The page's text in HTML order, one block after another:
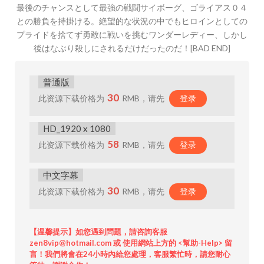
最後のチャンスとして最強の戦闘サイボーグ、ゴライアス０４
との勝負を持掛ける。絶望的な状況の中でもヒロインとしての
プライドを捨てず勇敢に戦いを挑むワンダーレディー、しかし
後はなぶり殺しにされるだけだったのだ！[BAD END]
普通版
此资源下载价格为 30 RMB，请先 登录
HD_1920 x 1080
此资源下载价格为 58 RMB，请先 登录
中文字幕
此资源下载价格为 30 RMB，请先 登录
【温馨提示】如您遇到問題，請咨詢客服
zen8vip@hotmail.com 或 使用網站上方的 <幫助-Help> 留
言！我們將會在24小時內給您處理，客服繁忙時，請您耐心